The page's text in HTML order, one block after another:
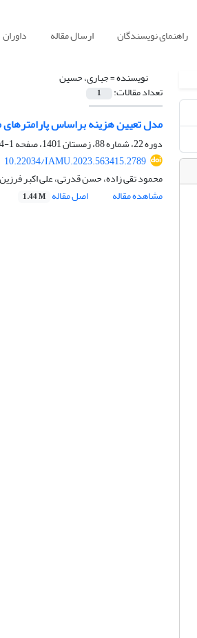
راهنمای نویسندگان ارسال مقاله داوران
نویسنده =جباری، حسین
تعداد مقالات: 1
مدل تعیین هزینه براساس پارامترهای
دوره 22، شماره 88، زمستان 1401، صفحه
1-24
10.22034/IAMU.2023.563415.2789
محمود تقی زاده، حسن قدرتی، علی اکبر
مشاهده مقاله
اصل مقاله 1.44 M